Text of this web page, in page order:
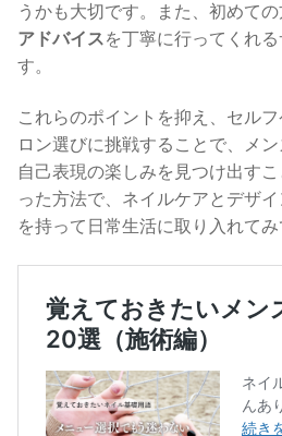
うかも大切です。また、初めての
アドバイスを丁寧に行ってくれ
す。
これらのポイントを抑え、セル
ロン選びに挑戦することで、メ
自己表現の楽しみを見つけ出す
った方法で、ネイルケアとデザ
を持って日常生活に取り入れてみ